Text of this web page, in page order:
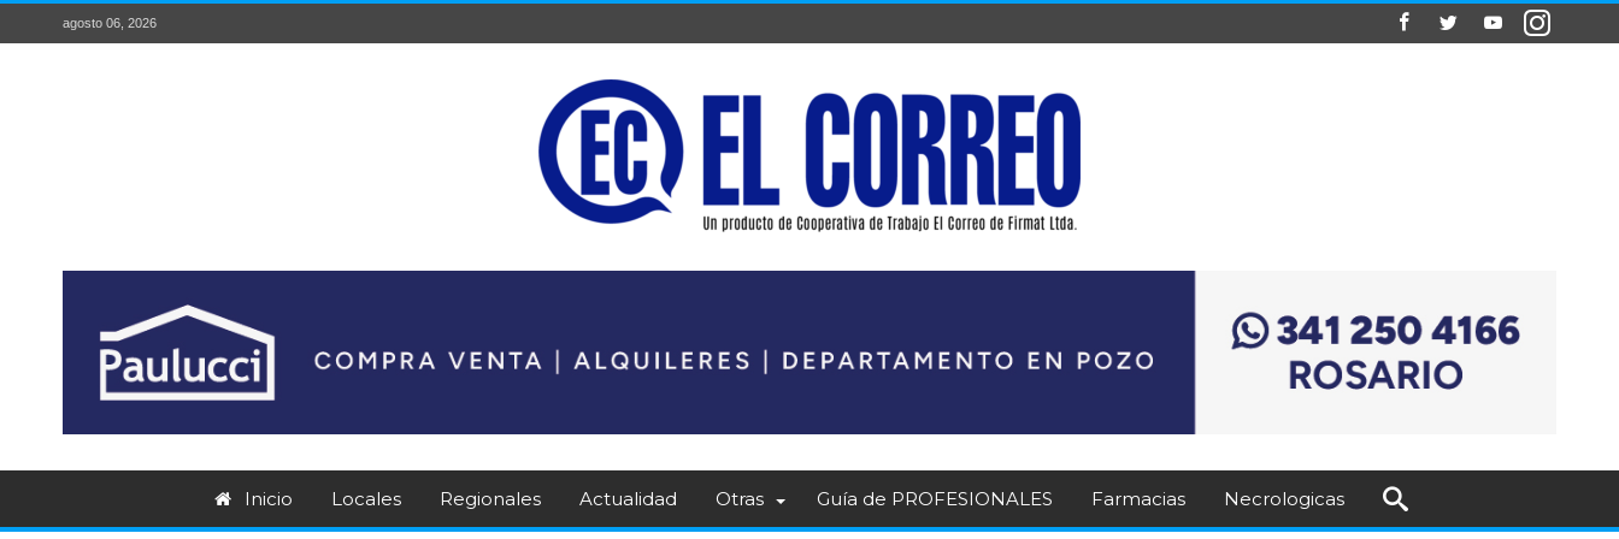
agosto 06, 2026
Inicio Locales Regionales Actualidad Otras Guía de PROFESIONALES Farmacias Necrologicas